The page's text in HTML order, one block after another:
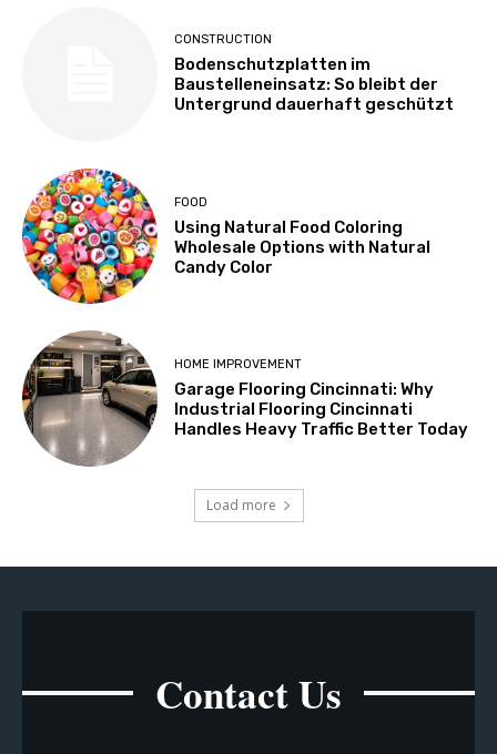
CONSTRUCTION
Bodenschutzplatten im
Baustelleneinsatz: So bleibt der
Untergrund dauerhaft geschützt
FOOD
Using Natural Food Coloring
Wholesale Options with Natural
Candy Color
HOME IMPROVEMENT
Garage Flooring Cincinnati: Why
Industrial Flooring Cincinnati
Handles Heavy Traffic Better Today
Load more
Contact Us